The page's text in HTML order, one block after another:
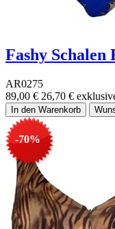
Fashy Schalen
AR0275
89,00 € 26,70 €
-70%